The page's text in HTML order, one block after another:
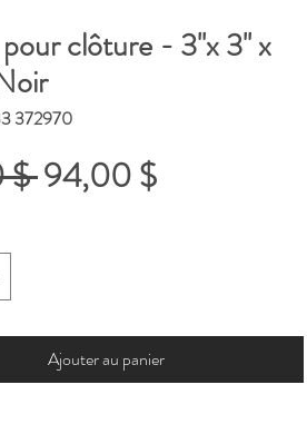
clôture - 3''x 3'' x
372970
$ Prix
94,00 $Prix
Ajouter au panier